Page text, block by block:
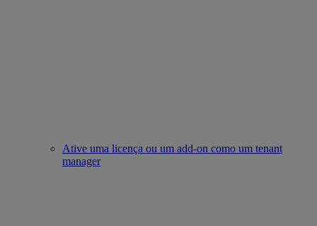
Ative uma licença ou um add-on como um tenant
manager